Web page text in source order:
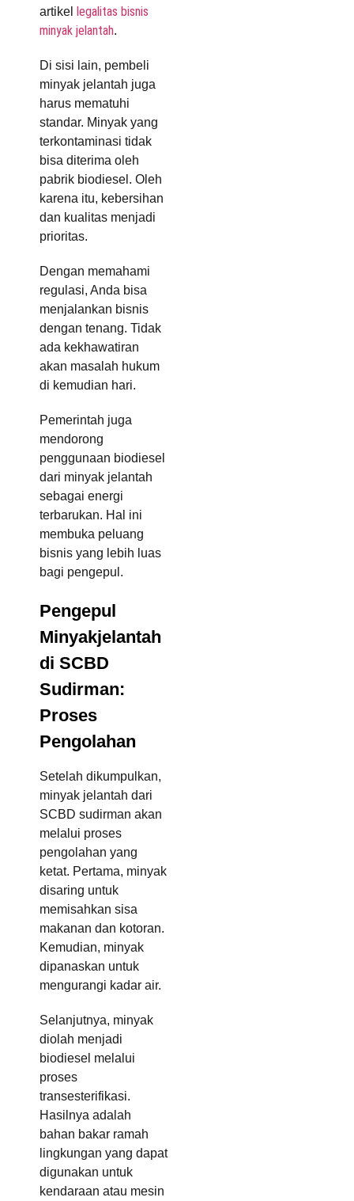
artikel legalitas bisnis
minyak jelantah.
Di sisi lain, pembeli
minyak jelantah juga
harus mematuhi
standar. Minyak yang
terkontaminasi tidak
bisa diterima oleh
pabrik biodiesel. Oleh
karena itu, kebersihan
dan kualitas menjadi
prioritas.
Dengan memahami
regulasi, Anda bisa
menjalankan bisnis
dengan tenang. Tidak
ada kekhawatiran
akan masalah hukum
di kemudian hari.
Pemerintah juga
mendorong
penggunaan biodiesel
dari minyak jelantah
sebagai energi
terbarukan. Hal ini
membuka peluang
bisnis yang lebih luas
bagi pengepul.
Pengepul
Minyakjelantah
di SCBD
Sudirman:
Proses
Pengolahan
Setelah dikumpulkan,
minyak jelantah dari
SCBD sudirman akan
melalui proses
pengolahan yang
ketat. Pertama, minyak
disaring untuk
memisahkan sisa
makanan dan kotoran.
Kemudian, minyak
dipanaskan untuk
mengurangi kadar air.
Selanjutnya, minyak
diolah menjadi
biodiesel melalui
proses
transesterifikasi.
Hasilnya adalah
bahan bakar ramah
lingkungan yang dapat
digunakan untuk
kendaraan atau mesin